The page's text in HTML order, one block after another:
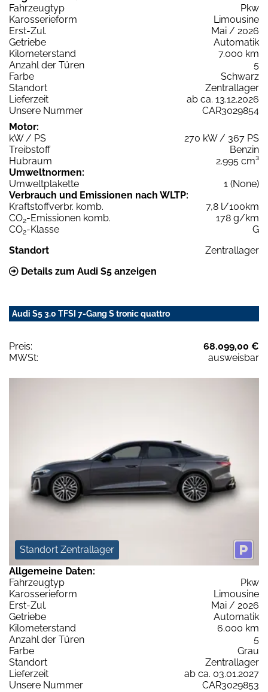
Fahrzeugtyp
Pkw
Karosserieform
Limousine
Erst-Zul.
Mai / 2026
Getriebe
Automatik
Kilometerstand
7.000 km
Anzahl der Türen
5
Farbe
Schwarz
Standort
Zentrallager
Lieferzeit
ab ca. 13.12.2026
Unsere Nummer
CAR3029854
Motor:
kW / PS
270 kW / 367 PS
Treibstoff
Benzin
Hubraum
2.995 cm³
Umweltnormen:
Umweltplakette
1 (None)
Verbrauch und Emissionen nach WLTP:
Kraftstoffverbr. komb.
7,8 l/100km
CO2-Emissionen komb.
178 g/km
CO2-Klasse
G
Standort
Zentrallager
Details zum Audi S5 anzeigen
Audi S5 3.0 TFSI 7-Gang S tronic quattro
Preis:
68.099,00 €
MWSt:
ausweisbar
Standort Zentrallager
Allgemeine Daten:
Fahrzeugtyp
Pkw
Karosserieform
Limousine
Erst-Zul.
Mai / 2026
Getriebe
Automatik
Kilometerstand
6.000 km
Anzahl der Türen
5
Farbe
Grau
Standort
Zentrallager
Lieferzeit
ab ca. 03.01.2027
Unsere Nummer
CAR3029853